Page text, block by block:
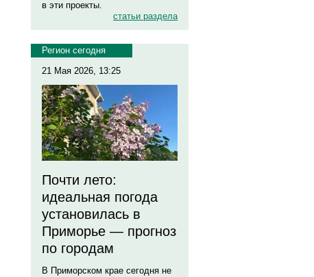
в эти проекты.
статьи раздела
Регион сегодня
21 Мая 2026, 13:25
Почти лето:
идеальная погода
установилась в
Приморье — прогноз
по городам
В Приморском крае сегодня не